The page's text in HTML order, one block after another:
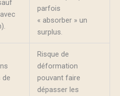
parfois
« absorber » un
surplus.
de
Risque de
déformation
pouvant faire
dépasser les